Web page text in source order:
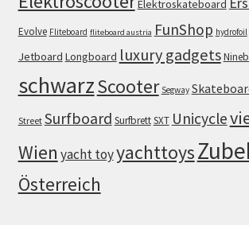
Elektroskateboard
Evolve Fliteboard fliteboard austria FunShop hydrofoil
Jetboard Longboard luxury gadgets
schwarzScooter Segway
Street Surfboard SurfbrettSXT Unicycle
Wien yacht toyyachttoys
Österreich